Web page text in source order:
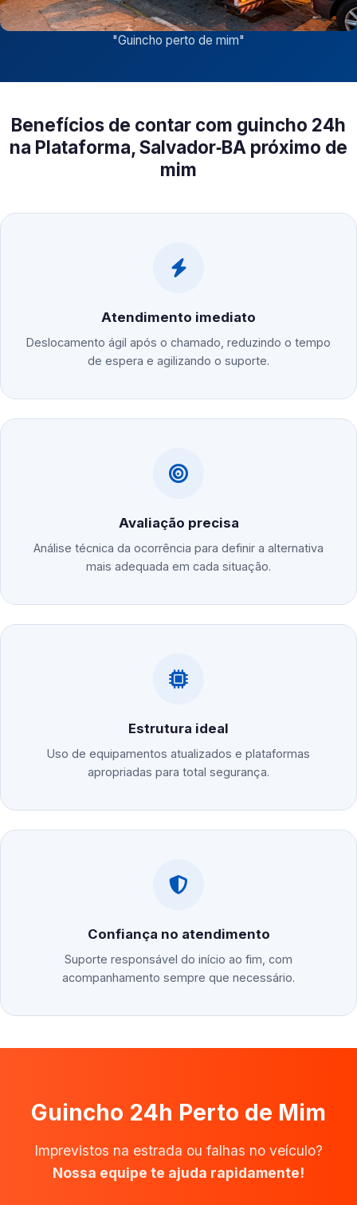
"Guincho perto de mim"
Benefícios de contar com guincho 24h
na Plataforma, Salvador‑BA próximo de
mim
Atendimento imediato
Deslocamento ágil após o chamado, reduzindo o tempo
de espera e agilizando o suporte.
Avaliação precisa
Análise técnica da ocorrência para definir a alternativa
mais adequada em cada situação.
Estrutura ideal
Uso de equipamentos atualizados e plataformas
apropriadas para total segurança.
Confiança no atendimento
Suporte responsável do início ao fim, com
acompanhamento sempre que necessário.
Guincho 24h Perto de Mim
Imprevistos na estrada ou falhas no veículo?
Nossa equipe te ajuda rapidamente!